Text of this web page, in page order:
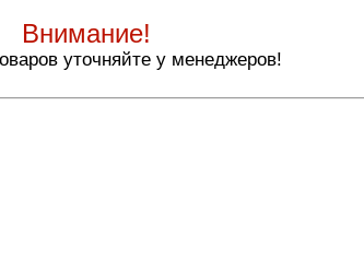
Внимание!
уточняйте у менеджеров!